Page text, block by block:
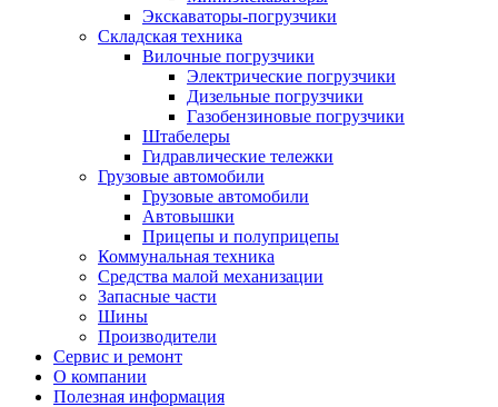
Экскаваторы-погрузчики
Складская техника
Вилочные погрузчики
Электрические погрузчики
Дизельные погрузчики
Газобензиновые погрузчики
Штабелеры
Гидравлические тележки
Грузовые автомобили
Грузовые автомобили
Автовышки
Прицепы и полуприцепы
Коммунальная техника
Средства малой механизации
Запасные части
Шины
Производители
Сервис и ремонт
О компании
Полезная информация